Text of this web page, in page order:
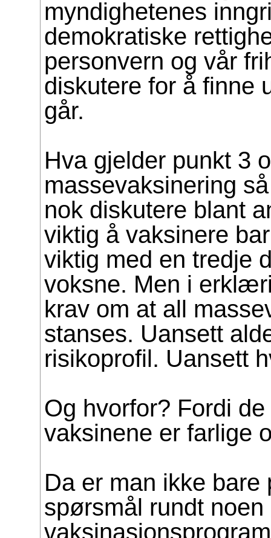
myndighetenes
demokratiske
personvern og vår
diskutere for å finne
går.
Hva gjelder punkt 3
massevaksinering
nok diskutere blant
viktig å vaksinere
viktig med en tredje
voksne. Men i
krav om at all
stanses. Uansett
risikoprofil. Uansett
Og hvorfor? Fordi
vaksinene er farlige
Da er man ikke bare
spørsmål rundt